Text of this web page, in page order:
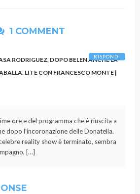
1 COMMENT
RODRIGUEZ, DOPO BELEN ANCHE LA
LITE CON FRANCESCO MONTE |
ore e del programma che è riuscita a
dopo l’incoronazione delle Donatella.
reality show è terminato, sembra
[…]
RISPONDI